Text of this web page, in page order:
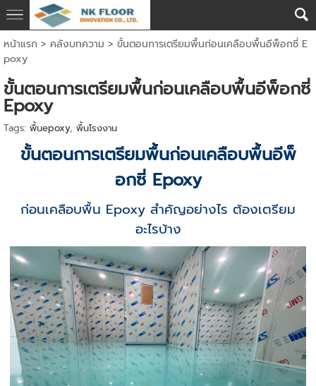
หน้าแรก > คลังบทความ > ขั้นตอนการเตรียมพื้นก่อนเคลือบพื้นอีพ็อกซี่ E
poxy
ขั้นตอนการเตรียมพื้นก่อนเคลือบพื้นอีพ็อกซี่
Epoxy
Tags: พื้นepoxy, พื้นโรงงาน
ขั้นตอนการเตรียมพื้นก่อนเคลือบพื้นอีพ็
อกซี่ Epoxy
ก่อนเคลือบพื้น Epoxy สำคัญอย่างไร ต้องเตรียม
อะไรบ้าง